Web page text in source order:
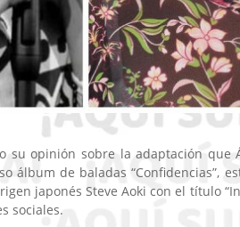
su opinión sobre la adaptación que
álbum de baladas “Confidencias”,
japonés Steve Aoki con el título
sociales.